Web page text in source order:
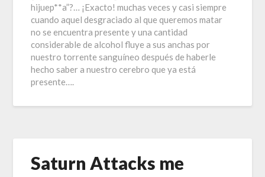
hijuep**a”?… ¡Exacto! muchas veces y casi siempre
cuando aquel desgraciado al que queremos matar
no se encuentra presente y una cantidad
considerable de alcohol fluye a sus anchas por
nuestro torrente sanguíneo después de haberle
hecho saber a nuestro cerebro que ya está
presente….
Saturn Attacks me